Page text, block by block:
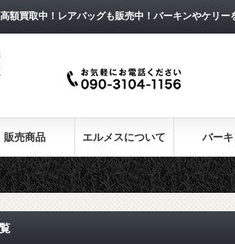
額買取中！レアバッグも販売中！バーキンやケリ
販売商品 エルメスについて バー